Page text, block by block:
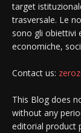
target
trasversale. Le
sono gli obiettivi
economiche,
Contact us:
This Blog does
without any
editorial product